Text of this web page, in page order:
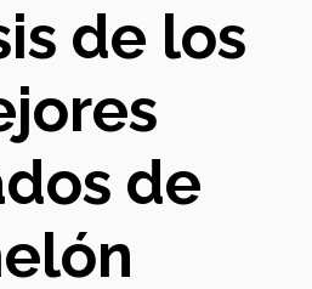
de los
de